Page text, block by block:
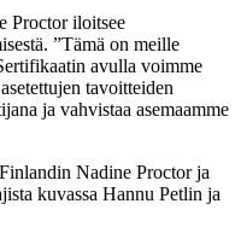
Proctor iloitsee
”Tämä on meille
avulla voimme
tavoitteiden
ja vahvistaa asemaamme
Nadine Proctor ja
kuvassa Hannu Petlin ja